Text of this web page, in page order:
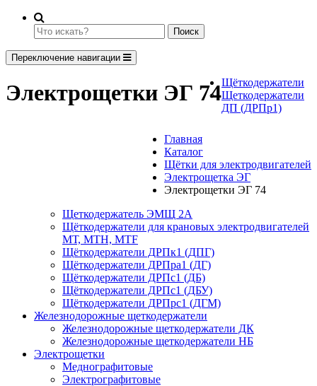
Поиск
Переключение навигации
Электрощетки ЭГ 74
Главная
Каталог
Щётки для электродвигателей
Электрощетка ЭГ
Электрощетки ЭГ 74
Щёткодержатели
Щеткодержатели
ДП (ДРПр1)
Щеткодержатель ЭМЩ 2А
Щёткодержатели для крановых электродвигателей
МТ, МТН, МТF
Щёткодержатели ДРПк1 (ДПГ)
Щёткодержатели ДРПра1 (ДГ)
Щёткодержатели ДРПс1 (ДБ)
Щёткодержатели ДРПс1 (ДБУ)
Щёткодержатели ДРПрс1 (ДГМ)
Железнодорожные щеткодержатели
Железнодорожные щеткодержатели ДК
Железнодорожные щеткодержатели НБ
Электрощетки
Меднографитовые
Электрографитовые